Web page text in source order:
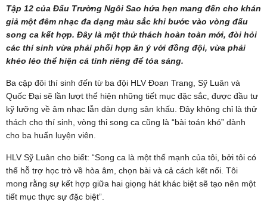
Tập 12 của Đấu Trường Ngôi Sao hứa hẹn mang đến cho khán
giả một đêm nhạc đa dạng màu sắc khi bước vào vòng đấu
song ca kết hợp. Đây là một thử thách hoàn toàn mới, đòi hỏi
các thí sinh vừa phải phối hợp ăn ý với đồng đội, vừa phải
khéo léo thể hiện cá tính riêng để tỏa sáng.
Ba cặp đôi thí sinh đến từ ba đội HLV Đoan Trang, Sỹ Luân và
Quốc Đại sẽ lần lượt thể hiện những tiết mục đặc sắc, được đầu tư
kỹ lưỡng về âm nhạc lẫn dàn dựng sân khấu. Đây không chỉ là thử
thách cho thí sinh, vòng thi song ca cũng là “bài toán khó” dành
cho ba huấn luyện viên.
HLV Sỹ Luân cho biết: “Song ca là một thế mạnh của tôi, bởi tôi có
thể hỗ trợ học trò về hòa âm, chọn bài và cả cách kết nối. Tôi
mong rằng sự kết hợp giữa hai giọng hát khác biệt sẽ tạo nên một
tiết mục thực sự đặc biệt”.